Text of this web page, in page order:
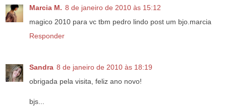
Marcia M. 8 de janeiro de 2010 às 15:12
magico 2010 para vc tbm pedro lindo post um bjo.marcia
Responder
Sandra 8 de janeiro de 2010 às 18:19
obrigada pela visita, feliz ano novo!
bjs...